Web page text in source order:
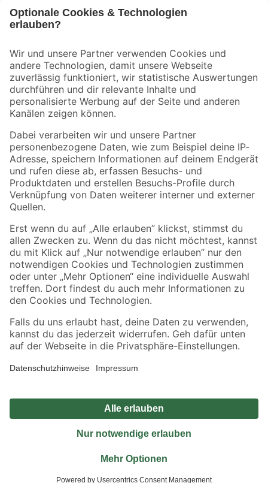
Der toom Newsletter: Keine Angebote und Aktionen mehr verpassen!
Zur Newsletter Anmeldung
Folge uns
Zahlungsarten Versandarten
Sicher einkaufen
Jetzt die toom-App herunterladen
Alle Preisangaben in EUR inkl. gesetzl. MwSt.. Die dargestellten Angebote sind unter
Umständen nicht in allen Märkten verfügbar. Die angegebenen Verfügbarkeiten beziehen
Produkte nur solange der Vorrat reicht.
*Paketversand ab 59 € versandkostenfrei, gilt nicht für Artikel mit Speditionsversand, hier
Privatsphäre Impressum
Nutzungsbedingungen
Widerrufsrecht
Vertrag widerrufen
© 2026 toom Baumarkt GmbH